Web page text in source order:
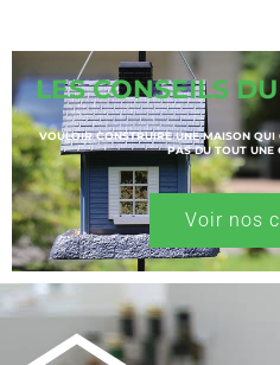
LES CONSEILS
VOULOIR CONSTRUIRE UNE MAISON QUI
PAS DU TOUT UNE
Voir nos